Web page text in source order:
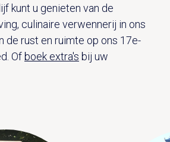
kunt u genieten van de
culinaire verwennerij in ons
de rust en ruimte op ons 17e-
Of boek extra's bij uw